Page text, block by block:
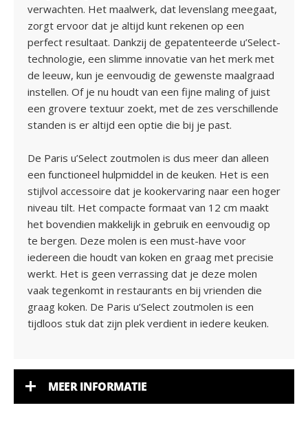
verwachten. Het maalwerk, dat levenslang meegaat,
zorgt ervoor dat je altijd kunt rekenen op een
perfect resultaat. Dankzij de gepatenteerde u’Select-
technologie, een slimme innovatie van het merk met
de leeuw, kun je eenvoudig de gewenste maalgraad
instellen. Of je nu houdt van een fijne maling of juist
een grovere textuur zoekt, met de zes verschillende
standen is er altijd een optie die bij je past.
De Paris u’Select zoutmolen is dus meer dan alleen
een functioneel hulpmiddel in de keuken. Het is een
stijlvol accessoire dat je kookervaring naar een hoger
niveau tilt. Het compacte formaat van 12 cm maakt
het bovendien makkelijk in gebruik en eenvoudig op
te bergen. Deze molen is een must-have voor
iedereen die houdt van koken en graag met precisie
werkt. Het is geen verrassing dat je deze molen
vaak tegenkomt in restaurants en bij vrienden die
graag koken. De Paris u’Select zoutmolen is een
tijdloos stuk dat zijn plek verdient in iedere keuken.
MEER INFORMATIE